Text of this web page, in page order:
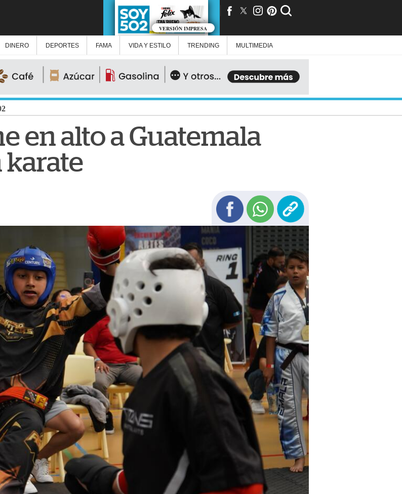
VERSIÓN IMPRESA
DINERO DEPORTES FAMA VIDA Y ESTILO TRENDING MULTIMEDIA
en alto a Guatemala
karate